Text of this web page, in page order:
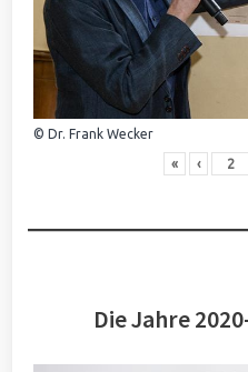
© Dr. Frank Wecker
« ‹
Die Jahre